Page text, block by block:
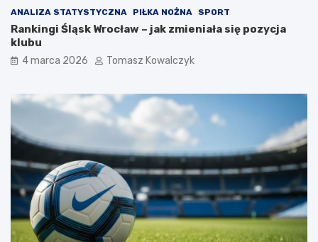
ANALIZA STATYSTYCZNA PIŁKA NOŻNA SPORT
Rankingi Śląsk Wrocław – jak zmieniała się pozycja
klubu
4 marca 2026 Tomasz Kowalczyk